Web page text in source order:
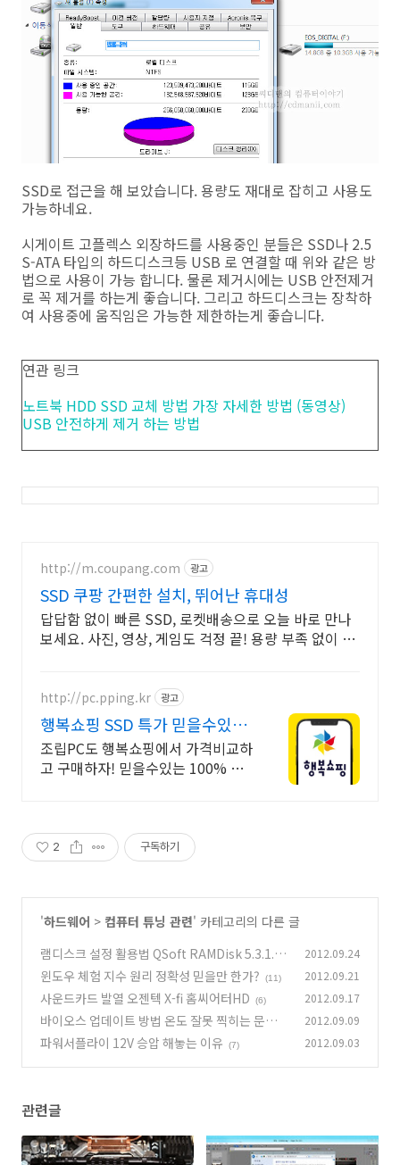
SSD로 접근을 해 보았습니다. 용량도 재대로 잡히고 사용도
가능하네요.
시게이트 고플렉스 외장하드를 사용중인 분들은 SSD나 2.5
S-ATA 타입의 하드디스크등 USB 로 연결할 때 위와 같은 방
법으로 사용이 가능 합니다. 물론 제거시에는 USB 안전제거
로 꼭 제거를 하는게 좋습니다. 그리고 하드디스크는 장착하
여 사용중에 움직임은 가능한 제한하는게 좋습니다.
연관 링크
노트북 HDD SSD 교체 방법 가장 자세한 방법 (동영상)
USB 안전하게 제거 하는 방법
http://m.coupang.com 광고
SSD 쿠팡 간편한 설치, 뛰어난 휴대성
답답함 없이 빠른 SSD, 로켓배송으로 오늘 바로 만나
보세요. 사진, 영상, 게임도 걱정 끝! 용량 부족 없이 여
http://pc.pping.kr 광고
행복쇼핑 SSD 특가 믿을수있는
100% 매매보호
조립PC도 행복쇼핑에서 가격비교하
고 구매하자! 믿을수있는 100% 매
2 구독하기
'하드웨어 > 컴퓨터 튜닝 관련' 카테고리의 다른 글
램디스크 설정 활용법 QSoft RAMDisk 5.3.1.10
(52)
2012.09.24
윈도우 체험 지수 원리 정확성 믿을만 한가? (11) 2012.09.21
사운드카드 발열 오젠텍 X-fi 홈씨어터HD (6) 2012.09.17
바이오스 업데이트 방법 온도 잘못 찍히는 문제
해결
(4)
2012.09.09
파워서플라이 12V 승압 해놓는 이유 (7) 2012.09.03
관련글